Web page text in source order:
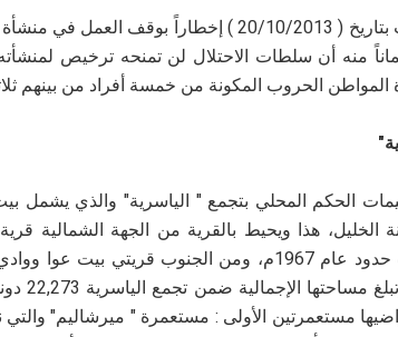
وكانت سلطات الاحتلال قد وجهت بتاريخ ( 20/10/2013 )
منه أن سلطات الاحتلال لن تمنحه ترخيص
المواطن الحروب المكونة من خمسة أفراد من بينهم
الحكم المحلي بتجمع " الياسرية" والذي يشمل
مدينة الخليل، هذا ويحيط بالقرية من الجهة الشمالية
بيت عوا ووادي عبيد.